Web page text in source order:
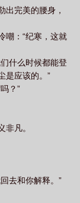
出完美的腰身，
嘲：“纪寒，这就
什么时候都能登
是应该的。”
？”
凡。
去和你解释。”